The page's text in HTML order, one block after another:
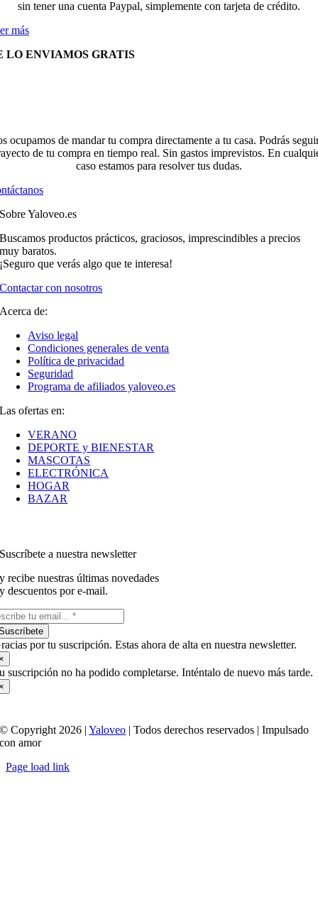
sin tener una cuenta Paypal, simplemente con tarjeta de crédito.
más
LO ENVIAMOS GRATIS
ocupamos de mandar tu compra directamente a tu casa. Podrás
de tu compra en tiempo real. Sin gastos imprevistos. En
caso estamos para resolver tus dudas.
Sobre Yaloveo.es
Buscamos productos prácticos, graciosos, imprescindibles a precios
muy baratos.
¡Seguro que verás algo que te interesa!
Contactar con nosotros
Acerca de:
Aviso legal
Condiciones generales de venta
Política de privacidad
Seguridad
Programa de afiliados yaloveo.es
Las ofertas en:
VERANO
DEPORTE y BIENESTAR
MASCOTAS
ELECTRÓNICA
HOGAR
BAZAR
Suscríbete a nuestra newsletter
y recibe nuestras últimas novedades
y descuentos por e-mail.
por tu suscripción. Estas ahora de alta en nuestra newsletter.
suscripción no ha podido completarse. Inténtalo de nuevo más tarde.
© Copyright 2026 |Yaloveo | Todos derechos reservados | Impulsado
con amor
Page load link